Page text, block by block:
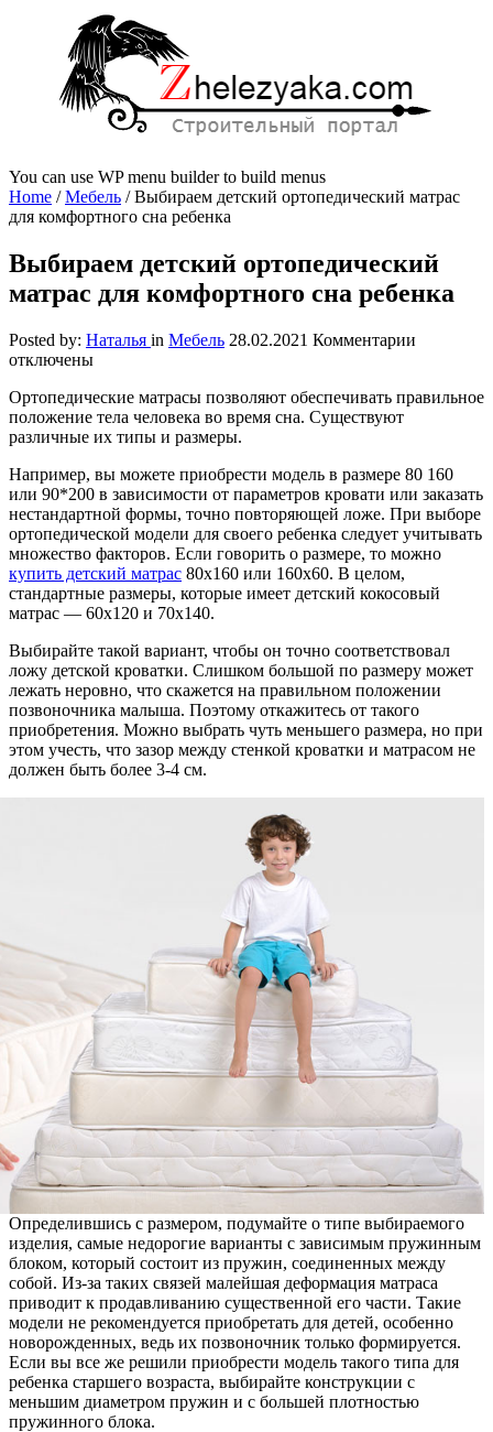
You can use WP menu builder to build menus
Home /Мебель /Выбираем детский ортопедический матрас
для комфортного сна ребенка
Выбираем детский ортопедический
матрас для комфортного сна ребенка
Posted by: Наталья in Мебель 28.02.2021 Комментарии
детский
сна
ребенка
отключены
Ортопедические матрасы позволяют обеспечивать правильное
положение тела человека во время сна. Существуют
различные их типы и размеры.
Например, вы можете приобрести модель в размере 80 160
или 90*200 в зависимости от параметров кровати или заказать
нестандартной формы, точно повторяющей ложе. При выборе
ортопедической модели для своего ребенка следует учитывать
множество факторов. Если говорить о размере, то можно
купить детский матрас 80х160 или 160х60. В целом,
стандартные размеры, которые имеет детский кокосовый
матрас — 60х120 и 70х140.
Выбирайте такой вариант, чтобы он точно соответствовал
ложу детской кроватки. Слишком большой по размеру может
лежать неровно, что скажется на правильном положении
позвоночника малыша. Поэтому откажитесь от такого
приобретения. Можно выбрать чуть меньшего размера, но при
этом учесть, что зазор между стенкой кроватки и матрасом не
должен быть более 3-4 см.
Определившись с размером, подумайте о типе выбираемого
изделия, самые недорогие варианты с зависимым пружинным
блоком, который состоит из пружин, соединенных между
собой. Из-за таких связей малейшая деформация матраса
приводит к продавливанию существенной его части. Такие
модели не рекомендуется приобретать для детей, особенно
новорожденных, ведь их позвоночник только формируется.
Если вы все же решили приобрести модель такого типа для
ребенка старшего возраста, выбирайте конструкции с
меньшим диаметром пружин и с большей плотностью
пружинного блока.